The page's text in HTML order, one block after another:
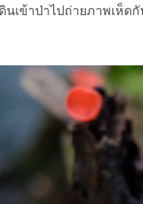
เข้าป่าไปถ่ายภาพเห็ด